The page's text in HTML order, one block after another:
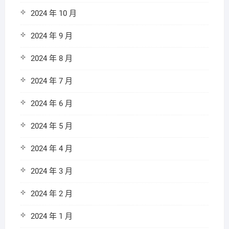
2024 年 10 月
2024 年 9 月
2024 年 8 月
2024 年 7 月
2024 年 6 月
2024 年 5 月
2024 年 4 月
2024 年 3 月
2024 年 2 月
2024 年 1 月